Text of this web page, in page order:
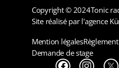
Copyright © 2024Tonic
Site réalisé par l'agence
Mention légales
Demande de stage